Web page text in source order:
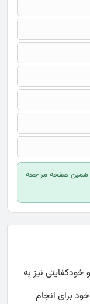
همین صفحه مراجعه
نیز به
برای انجام